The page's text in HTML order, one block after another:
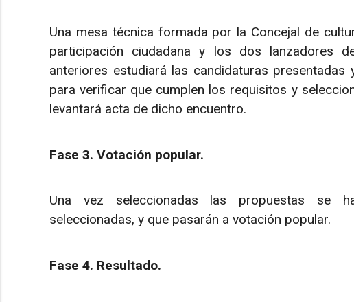
Una mesa técnica formada por la Concejal de
participación ciudadana y los dos lanzadores
anteriores estudiará las candidaturas
para verificar que cumplen los requisitos y
levantará acta de dicho encuentro.
Fase 3. Votación popular.
Una vez seleccionadas las propuestas se
seleccionadas, y que pasarán a votación popular.
Fase 4. Resultado.